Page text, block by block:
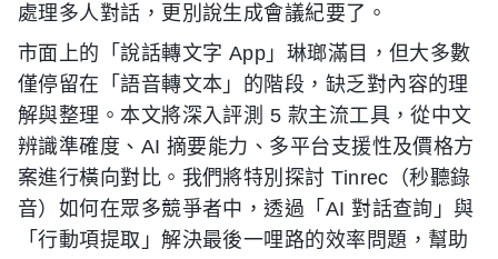
處理多人對話，更別說生成會議紀要了。
市面上的「說話轉文字 App」琳瑯滿目，但大多數
僅停留在「語音轉文本」的階段，缺乏對內容的理
解與整理。本文將深入評測 5 款主流工具，從中文
辨識準確度、AI 摘要能力、多平台支援性及價格方
案進行橫向對比。我們將特別探討 Tinrec（秒聽錄
音）如何在眾多競爭者中，透過「AI 對話查詢」與
「行動項提取」解決最後一哩路的效率問題，幫助